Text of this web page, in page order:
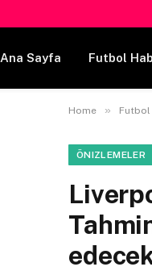
Ana Sayfa Futbol
Home » Futbol
ÖNIZLEMELER